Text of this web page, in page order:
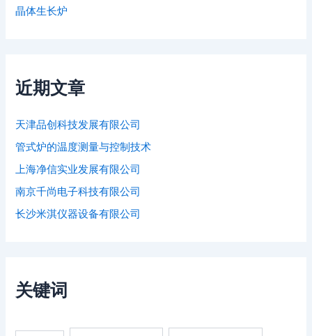
晶体生长炉
近期文章
天津品创科技发展有限公司
管式炉的温度测量与控制技术
上海净信实业发展有限公司
南京千尚电子科技有限公司
长沙米淇仪器设备有限公司
关键词